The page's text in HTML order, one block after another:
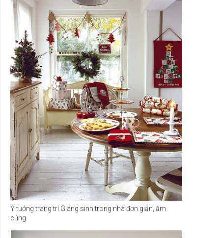
Ý tưởng trang trí Giáng sinh trong nhà đơn giản, ấm
cúng